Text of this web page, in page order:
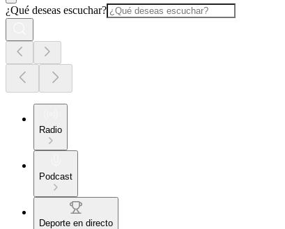
¿Qué deseas escuchar?
Radio
Podcast
Deporte en directo